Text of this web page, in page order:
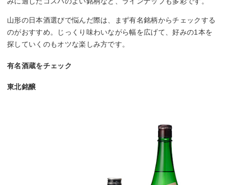
山形の日本酒選びで悩んだ際は、まず有名銘柄からチェックする
のがおすすめ。じっくり味わいながら幅を広げて、好みの1本を
探していくのもオツな楽しみ方です。
有名酒蔵をチェック
東北銘醸